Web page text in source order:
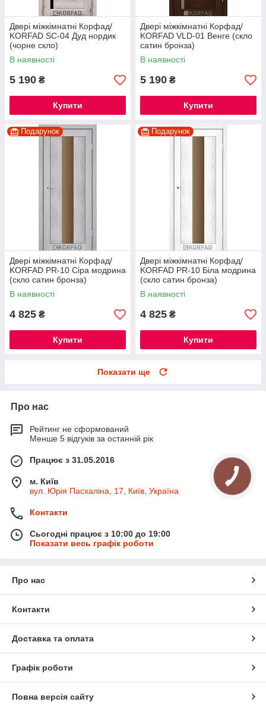
Двері міжкімнатні Корфад/
KORFAD SC-04 Дуд нордик
(чорне скло)
В наявності
5 190 ₴
Купити
Двері міжкімнатні Корфад/
KORFAD VLD-01 Венге (скло
сатин бронза)
В наявності
5 190 ₴
Купити
Подарунок
Двері міжкімнатні Корфад/
KORFAD PR-10 Сіра модрина
(скло сатин бронза)
В наявності
4 825 ₴
Купити
Подарунок
Двері міжкімнатні Корфад/
KORFAD PR-10 Біла модрина
(скло сатин бронза)
В наявності
4 825 ₴
Купити
Показати ще
Про нас
Рейтинг не сформований
Менше 5 відгуків за останній рік
Працює з 31.05.2016
м. Київ
вул. Юрія Пасхаліна, 17, Київ, Україна
Контакти
Сьогодні працює з 10:00 до 19:00
Показати весь графік роботи
Про нас
Контакти
Доставка та оплата
Графік роботи
Повна версія сайту